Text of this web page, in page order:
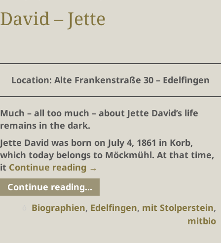
David – Jette
Location: Alte Frankenstraße 30 – Edelfingen
Much – all too much – about Jette David’s life
remains in the dark.
Jette David was born on July 4, 1861 in Korb,
which today belongs to Möckmühl. At that time,
it Continue reading →
Continue reading...
Biographien, Edelfingen, mit Stolperstein,
mitbio